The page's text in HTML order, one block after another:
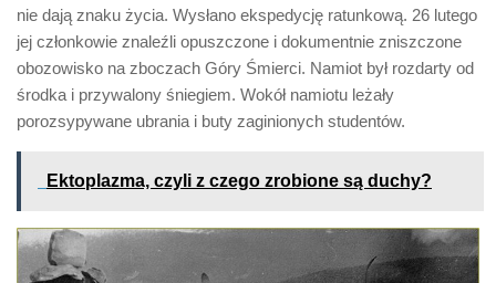
nie dają znaku życia. Wysłano ekspedycję ratunkową. 26 lutego
jej członkowie znaleźli opuszczone i dokumentnie zniszczone
obozowisko na zboczach Góry Śmierci. Namiot był rozdarty od
środka i przywalony śniegiem. Wokół namiotu leżały
porozsypywane ubrania i buty zaginionych studentów.
Ektoplazma, czyli z czego zrobione są duchy?